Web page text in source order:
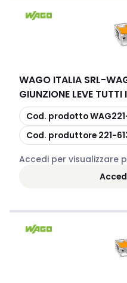
WAGO ITALIA SRL-
GIUNZIONE LEVE
copia
Cod. prodotto
copia
Cod. produttore 221-
Accedi per visualizzare